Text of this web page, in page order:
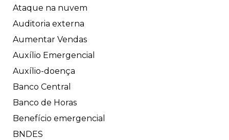
Ataque na nuvem
Auditoria externa
Aumentar Vendas
Auxílio Emergencial
Auxílio-doença
Banco Central
Banco de Horas
Benefício emergencial
BNDES